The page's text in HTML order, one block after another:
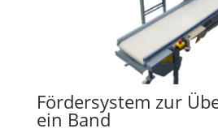
Fördersystem zur
ein Band